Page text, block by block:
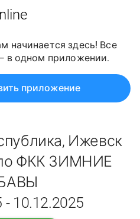
начинается здесь! Все
в одном приложении.
приложение
Ижевск
ФКК ЗИМНИЕ
- 10.12.2025